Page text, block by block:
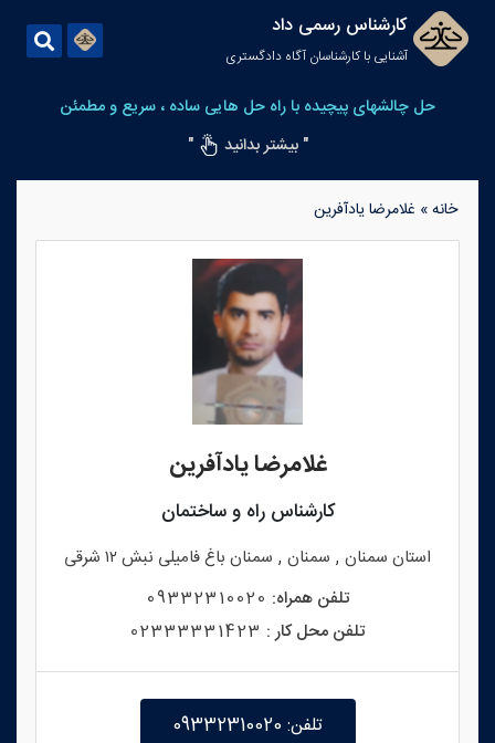
کارشناس رسمی داد
آشنایی با کارشناسان آگاه دادگستری
حل چالشهای پیچیده با راه حل هایی ساده ، سریع و مطمئن
" بیشتر بدانید
"
خانه» غلامرضا یادآفرین
غلامرضا یادآفرین
کارشناس راه و ساختمان
استان سمنان , سمنان , سمنان باغ فامیلی نبش ۱۲ شرقی
تلفن همراه: 09332310020
تلفن محل کار : 02333331423
تلفن: 09332310020